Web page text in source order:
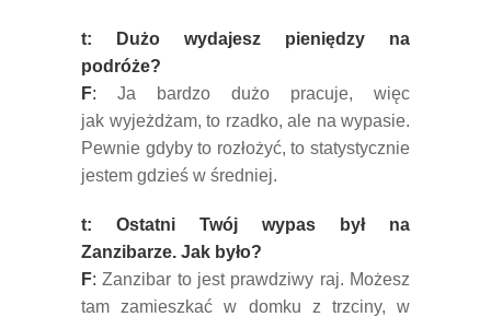
t: Dużo wydajesz pieniędzy na
podróże?
F: Ja bardzo dużo pracuje, więc
jak wyjeżdżam, to rzadko, ale na wypasie.
Pewnie gdyby to rozłożyć, to statystycznie
jestem gdzieś w średniej.
t: Ostatni Twój wypas był na
Zanzibarze. Jak było?
F: Zanzibar to jest prawdziwy raj. Możesz
tam zamieszkać w domku z trzciny, w